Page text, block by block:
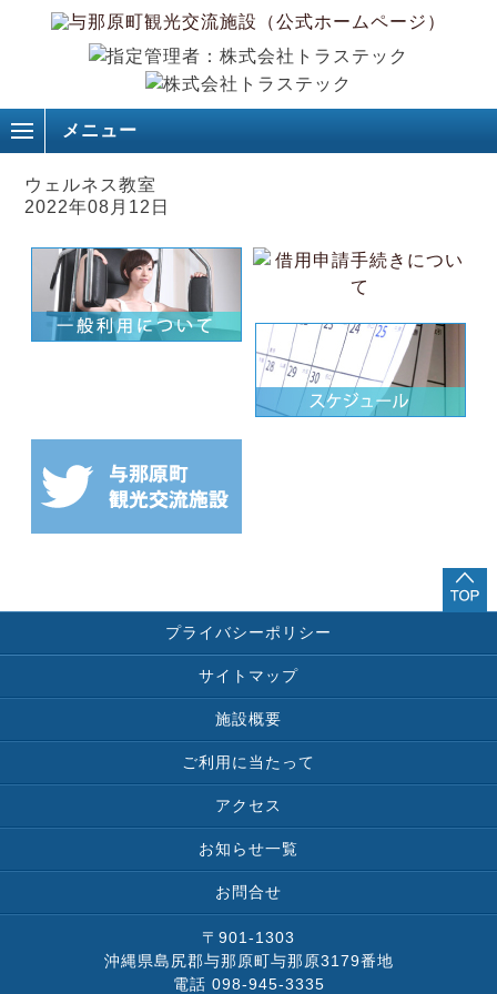
メニュー
ウェルネス教室
2022年08月12日
プライバシーポリシー
サイトマップ
施設概要
ご利用に当たって
アクセス
お知らせ一覧
お問合せ
〒901-1303
沖縄県島尻郡与那原町与那原3179番地
電話 098-945-3335